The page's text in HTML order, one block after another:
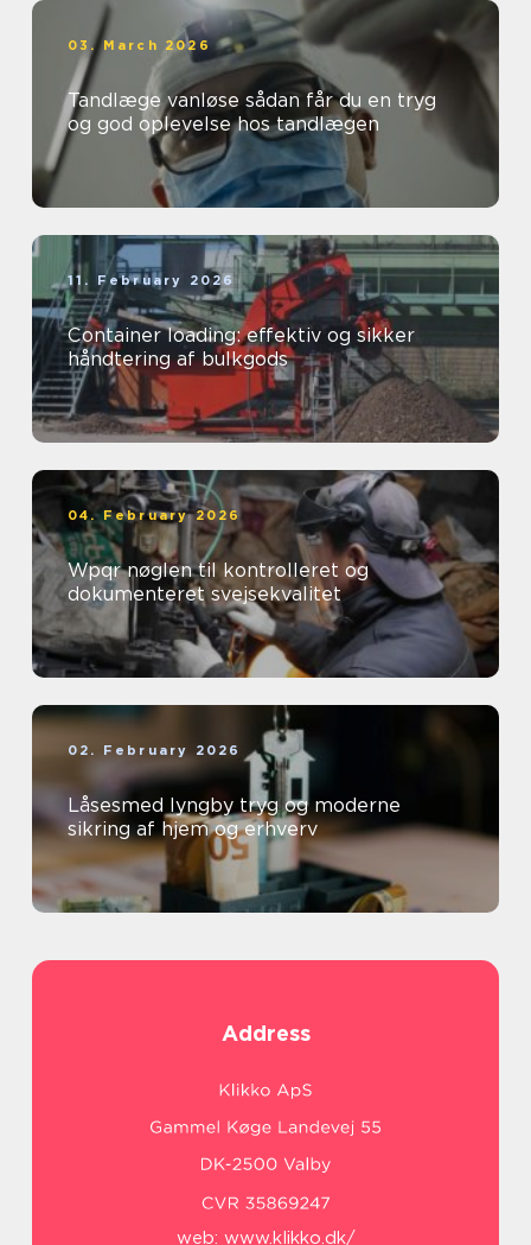
03. March 2026
Tandlæge vanløse sådan får du en tryg
og god oplevelse hos tandlægen
11. February 2026
Container loading: effektiv og sikker
håndtering af bulkgods
04. February 2026
Wpqr nøglen til kontrolleret og
dokumenteret svejsekvalitet
02. February 2026
Låsesmed lyngby tryg og moderne
sikring af hjem og erhverv
Address
web: www.klikko.dk/